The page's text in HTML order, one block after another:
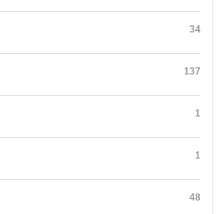
34
137
1
1
48